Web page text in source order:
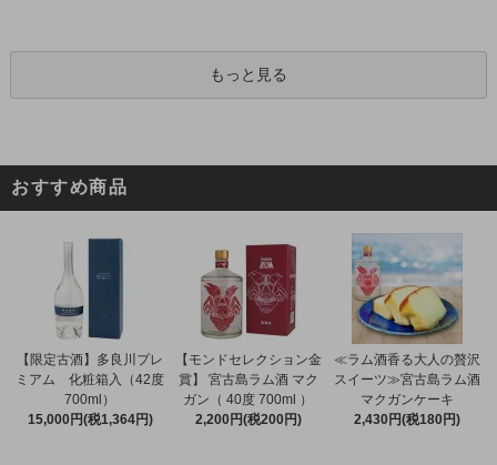
もっと見る
おすすめ商品
【限定古酒】多良川プレ
ミアム 化粧箱入（42度
700ml）
15,000円(税1,364円)
【モンドセレクション金
賞】 宮古島ラム酒 マク
ガン（ 40度 700ml ）
2,200円(税200円)
≪ラム酒香る大人の贅沢
スイーツ≫宮古島ラム酒
マクガンケーキ
2,430円(税180円)